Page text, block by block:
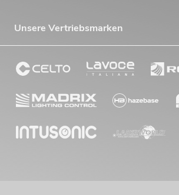
Unsere Vertriebsmarken